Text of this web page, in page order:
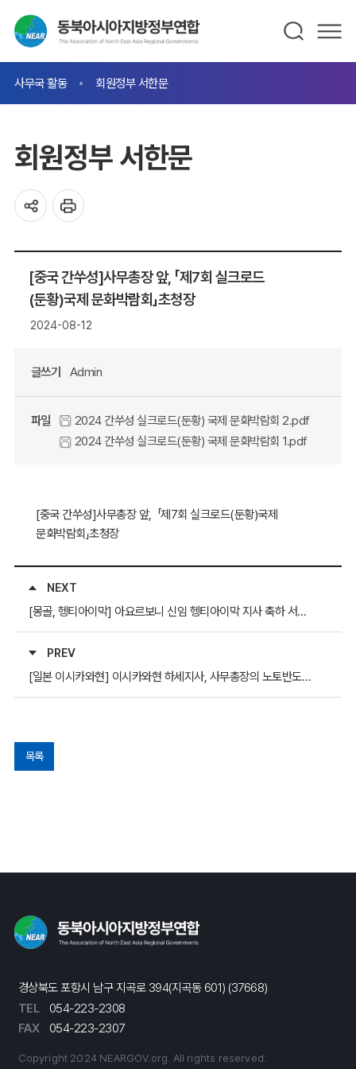
사무국 활동 회원정부 서한문
회원정부 서한문
[중국 간쑤성]사무총장 앞, 「제7회 실크로드
(둔황)국제 문화박람회」초청장
2024-08-12
글쓰기 Admin
파일
2024 간쑤성 실크로드(둔황) 국제 문화박람회 2.pdf
2024 간쑤성 실크로드(둔황) 국제 문화박람회 1.pdf
[중국 간쑤성]사무총장 앞, 「제7회 실크로드(둔황)국제
문화박람회」초청장
NEXT
[몽골, 헹티아이막] 아요르보니 신임 헹티아이막 지사 축하 서신에 대한 답신
PREV
[일본 이시카와현] 이시카와현 하세지사, 사무총장의 노토반도 지진 위문서한에 대한 답신
목록
경상북도 포항시 남구 지곡로 394(지곡동 601) (37668)
TEL
054-223-2308
FAX
054-223-2307
Copyright 2024 NEARGOV.org. All rights reserved.